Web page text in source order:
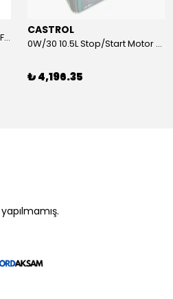
0W/20 6.2L Motor Yağı | FMY (Ford Motor Yağları)
CASTROL
0W/30 10.5L Stop/Start Motor Yağı | CASTROL
₺ 4,196.35